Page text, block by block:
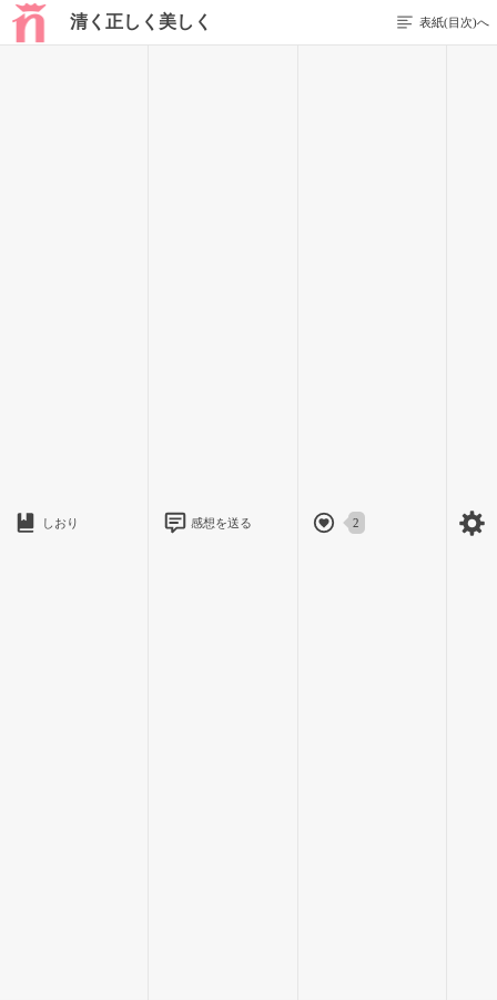
清く正しく美しく 表紙(目次)へ
しおり 感想を送る 2